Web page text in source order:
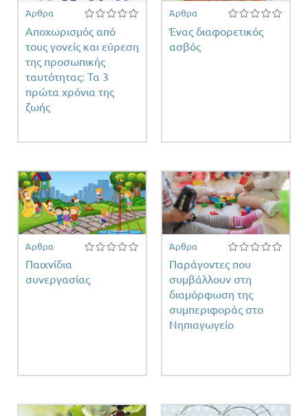
Άρθρα
Αποχωρισμός από
τους γονείς και εύρεση
της προσωπικής
ταυτότητας: Τα 3
πρώτα χρόνια της
ζωής
Άρθρα
Ένας διαφορετικός
ασβός
Άρθρα
Παιχνίδια
συνεργασίας
Άρθρα
Παράγοντες που
συμβάλλουν στη
διαμόρφωση της
συμπεριφοράς στο
Νηπιαγωγείο